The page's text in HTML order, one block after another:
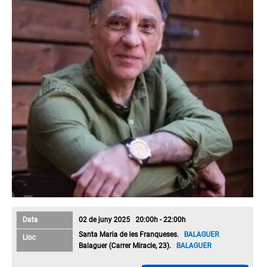
Data 02 de juny 2025 20:00h - 22:00h
Lloc Santa Maria de les Franqueses. BALAGUER
Balaguer (Carrer Miracle, 23). BALAGUER